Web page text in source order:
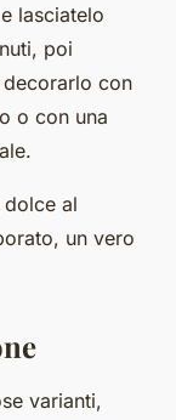
lasciatelo
poi
con
o con una
al
un vero
varianti,